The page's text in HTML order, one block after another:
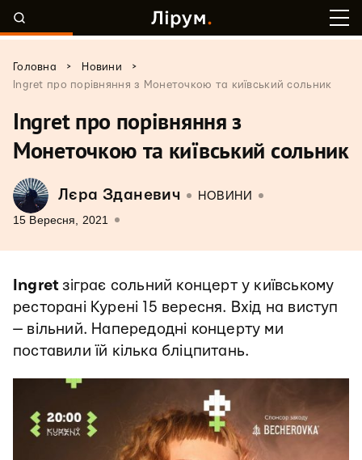
Головна > Новини
>
Ingret про порівняння з Монеточкою та київський сольник
Ingret про порівняння з
Монеточкою та київський сольник
Лєра Зданевич НОВИНИ
15 Вересня, 2021
Ingret зіграє сольний концерт у київському
ресторані Курені 15 вересня. Вхід на виступ
— вільний. Напередодні концерту ми
поставили їй кілька бліцпитань.